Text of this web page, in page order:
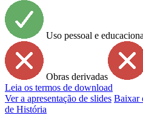
Uso pessoal e
Obras derivadas
Leia os termos de download
Ver a apresentação de slides Baixar
de História